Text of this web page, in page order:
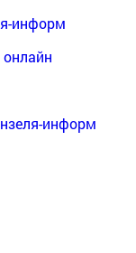
информ
информ